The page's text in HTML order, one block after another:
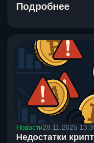
Подробнее
Новости28.11.2025
Недостатки